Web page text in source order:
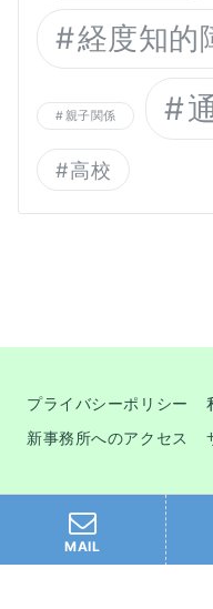
経度知的
親子関係
高校
プライバシーポリシー
新事務所へのアクセス
©
MAIL